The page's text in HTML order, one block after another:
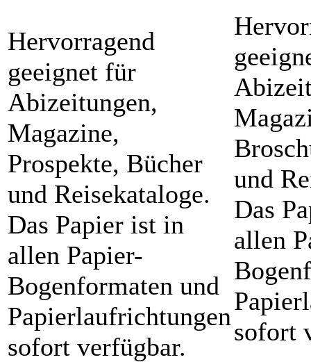
Hervorragend
geeignet für
Abizeitungen,
Magazine,
Prospekte, Bücher
und Reisekataloge.
Das Papier ist in
allen Papier-
Bogenformaten und
Papierlaufrichtungen
sofort verfügbar.
und
Das
allen
sofort